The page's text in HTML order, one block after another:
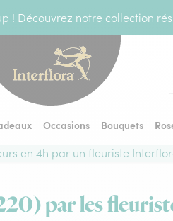
! Découvrez notre collection
Occasions Bouquets
en 4h par un fleuriste
par les